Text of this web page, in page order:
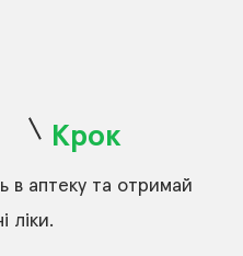
Крок
в аптеку та отримай
ліки.